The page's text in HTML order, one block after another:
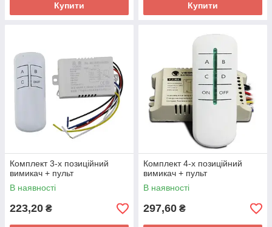
Купити Купити
Комплект 3-х позиційний
вимикач + пульт
В наявності
223,20 ₴
Комплект 4-х позиційний
вимикач + пульт
В наявності
297,60 ₴